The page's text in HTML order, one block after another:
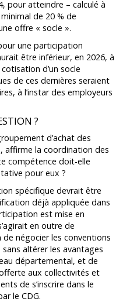
pour atteindre – calculé à
de 20 % de
offre « socle ».
une participation
être inférieur, en 2026, à
d’un socle
de ces dernières seraient
à l’instar des employeurs
?
d’achat des
affirme la coordination des
compétence doit-elle
pour eux ?
spécifique devrait être
déjà appliquée dans
est mise en
en outre de
négocier les conventions
altérer les avantages
départemental, et de
aux collectivités et
de s’inscrire dans le
le CDG.